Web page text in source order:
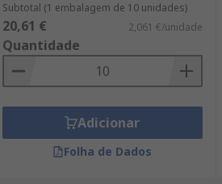
Subtotal (1 embalagem de 10 unidades)
20,61 € 2,061 €/unidade
Quantidade
Adicionar
Folha de Dados